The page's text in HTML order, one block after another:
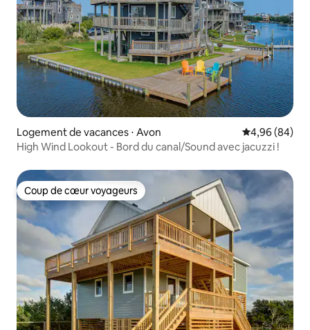
Logement de vacances ⋅ Avon Évaluation
4,96 (84)
High Wind Lookout - Bord du canal/Sound avec jacuzzi !
Coup de cœur voyageurs
Coup de cœur voyageurs